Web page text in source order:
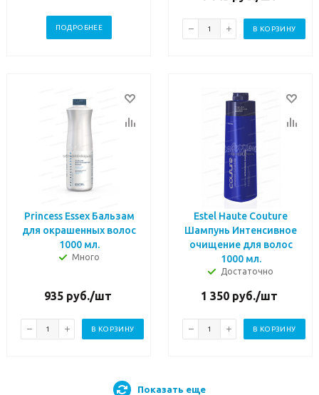
ПОДРОБНЕЕ В КОРЗИНУ
Princess Essex Бальзам
для окрашенных волос
1000 мл.
Много
935руб./шт
В КОРЗИНУ
Estel Haute Couture
Шампунь Интенсивное
очищение для волос
1000 мл.
Достаточно
1 350 руб./шт
В КОРЗИНУ
Показать еще